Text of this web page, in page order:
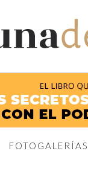
FOTOGALERÍAS